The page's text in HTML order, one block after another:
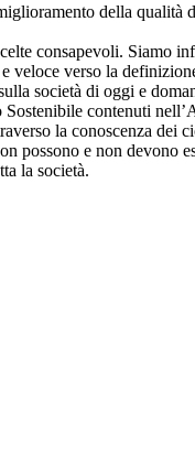
della
consapevoli. Siamo
veloce verso la
società di oggi e
contenuti
la conoscenza
possono e non
la società.